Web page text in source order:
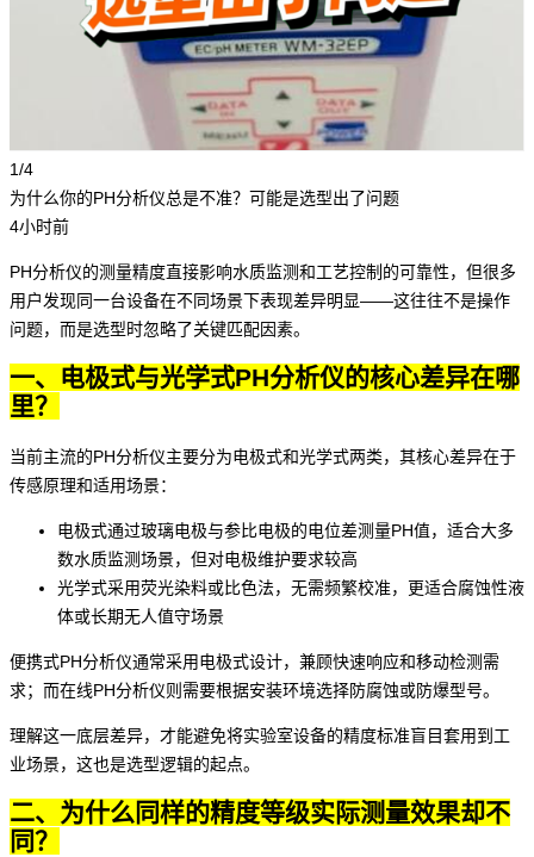
1/4
为什么你的PH分析仪总是不准？可能是选型出了问题
4小时前
PH分析仪的测量精度直接影响水质监测和工艺控制的可靠性，但很多
用户发现同一台设备在不同场景下表现差异明显——这往往不是操作
问题，而是选型时忽略了关键匹配因素。
一、电极式与光学式PH分析仪的核心差异在哪
里？
当前主流的PH分析仪主要分为电极式和光学式两类，其核心差异在于
传感原理和适用场景：
电极式通过玻璃电极与参比电极的电位差测量PH值，适合大多
数水质监测场景，但对电极维护要求较高
光学式采用荧光染料或比色法，无需频繁校准，更适合腐蚀性液
体或长期无人值守场景
便携式PH分析仪通常采用电极式设计，兼顾快速响应和移动检测需
求；而在线PH分析仪则需要根据安装环境选择防腐蚀或防爆型号。
理解这一底层差异，才能避免将实验室设备的精度标准盲目套用到工
业场景，这也是选型逻辑的起点。
二、为什么同样的精度等级实际测量效果却不
同？